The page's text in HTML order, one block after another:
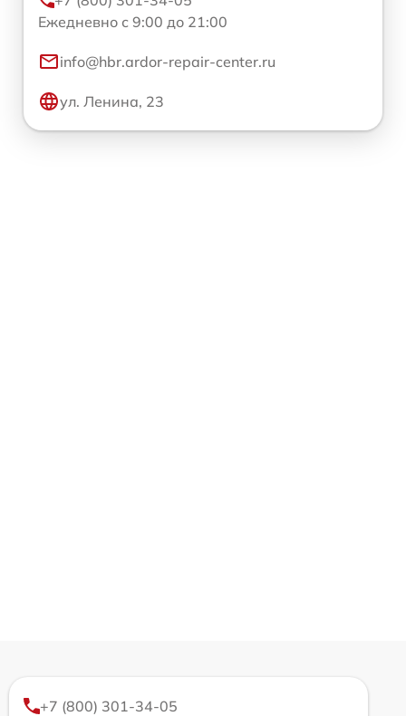
Ежедневно с 9:00 до 21:00
info@hbr.ardor-repair-center.ru
ул. Ленина, 23
+7 (800) 301-34-05